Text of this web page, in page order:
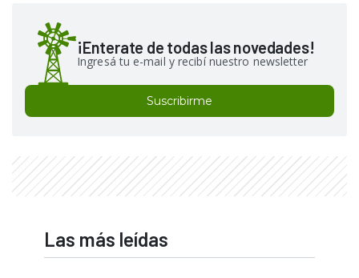
¡Enterate de todas las novedades!
Ingresá tu e-mail y recibí nuestro newsletter
Suscribirme
Las más leídas